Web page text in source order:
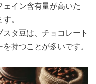
ェイン含有量が高いた
。
タ豆は、チョコレート
持つことが多いです。